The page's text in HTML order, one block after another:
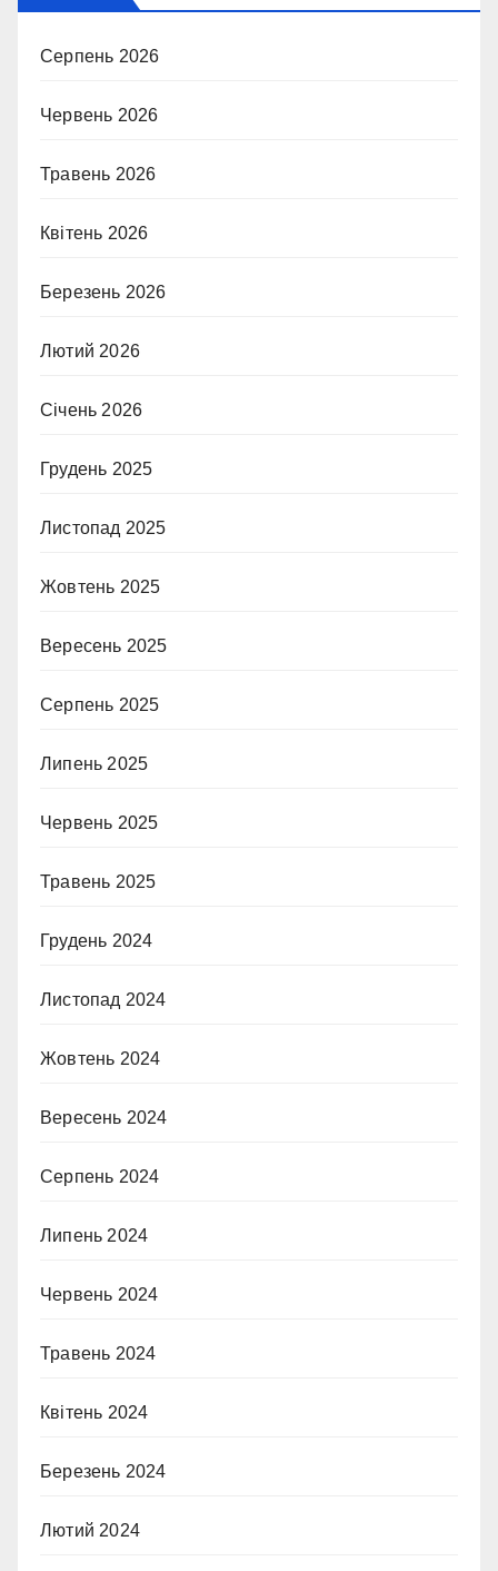
Серпень 2026
Червень 2026
Травень 2026
Квітень 2026
Березень 2026
Лютий 2026
Січень 2026
Грудень 2025
Листопад 2025
Жовтень 2025
Вересень 2025
Серпень 2025
Липень 2025
Червень 2025
Травень 2025
Грудень 2024
Листопад 2024
Жовтень 2024
Вересень 2024
Серпень 2024
Липень 2024
Червень 2024
Травень 2024
Квітень 2024
Березень 2024
Лютий 2024